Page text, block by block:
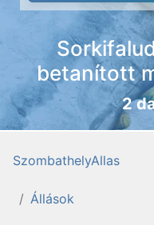
betanított
2
SzombathelyAllas
Állások